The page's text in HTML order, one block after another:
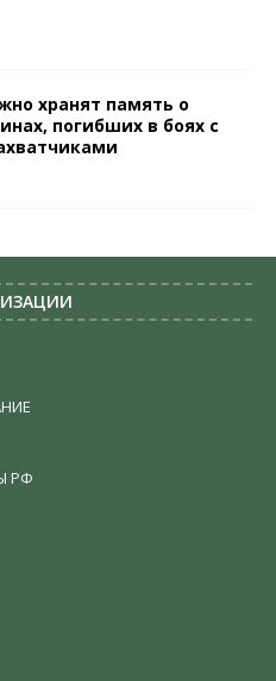
хранят память о
погибших в боях с
РФ